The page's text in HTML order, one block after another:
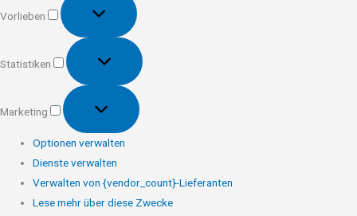
Vorlieben
Statistiken
Statistiken
Marketing
Marketing
Optionen verwalten
Dienste verwalten
Verwalten von {vendor_count}-Lieferanten
Lese mehr über diese Zwecke